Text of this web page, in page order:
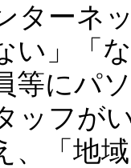
ターネ
い」「
等にパ
ッフが
、「地